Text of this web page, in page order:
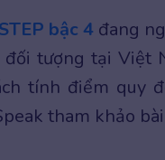
bậc 4 đang
tượng tại Việt
tính điểm quy
tham khảo